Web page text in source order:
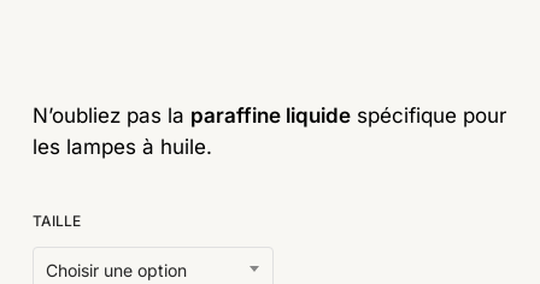
N’oubliez pas la paraffine liquidespécifique pour
les lampes à huile.
TAILLE
Choisir une option